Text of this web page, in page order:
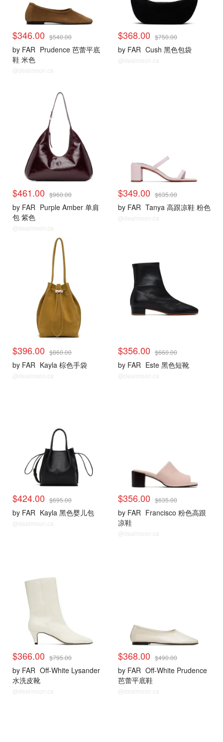
$346.00 $540.00
by FAR Prudence 芭蕾平底
鞋 米色
@dealmoon.ca
$368.00 $750.00
by FAR Cush 黑色包袋
@dealmoon.ca
$461.00 $960.00
by FAR Purple Amber 单肩
包 紫色
@dealmoon.ca
$349.00 $635.00
by FAR Tanya 高跟凉鞋 粉色
@dealmoon.ca
$396.00 $860.00
by FAR Kayla 棕色手袋
@dealmoon.ca
$356.00 $660.00
by FAR Este 黑色短靴
@dealmoon.ca
$424.00 $695.00
by FAR Kayla 黑色婴儿包
@dealmoon.ca
$356.00 $635.00
by FAR Francisco 粉色高跟
凉鞋
@dealmoon.ca
$366.00 $795.00
by FAR Off-White Lysander
水洗皮靴
@dealmoon.ca
$368.00 $490.00
by FAR Off-White Prudence
芭蕾平底鞋
@dealmoon.ca